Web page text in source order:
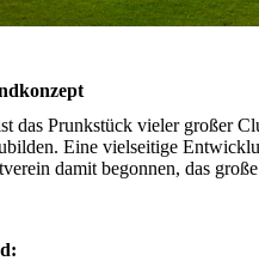
das Prunkstück vieler großer
Eine vielseitige
damit begonnen, das